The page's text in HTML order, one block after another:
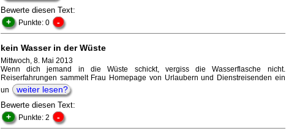
Bewerte diesen Text:
+ Punkte: 0 -
kein Wasser in der Wüste
Mittwoch, 8. Mai 2013
Wenn dich jemand in die Wüste schickt, vergiss die Wasserflasche nicht.
Reiserfahrungen sammelt Frau Homepage von Urlaubern und Dienstreisenden ein
un
weiter lesen?
Bewerte diesen Text:
+ Punkte: 2 -